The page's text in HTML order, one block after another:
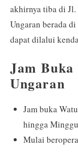
akhirnya tiba di
Ungaran berada
dapat dilalui
Jam
Ungaran
Jam buka
hingga Minggu
Mulai